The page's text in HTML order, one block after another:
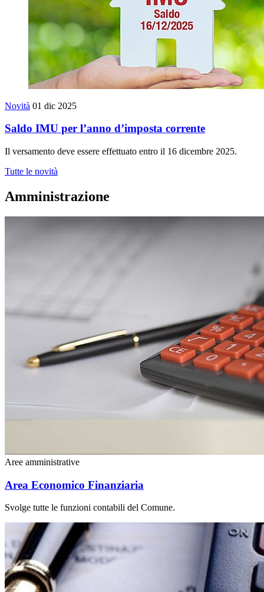
Novità 01 dic 2025
Saldo IMU per l’anno d’imposta corrente
Il versamento deve essere effettuato entro il 16 dicembre 2025.
Tutte le novità
Amministrazione
Aree amministrative
Area Economico Finanziaria
Svolge tutte le funzioni contabili del Comune.